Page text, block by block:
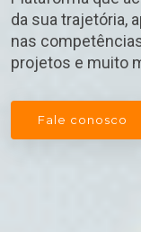
da sua trajetória,
nas
projetos e muito